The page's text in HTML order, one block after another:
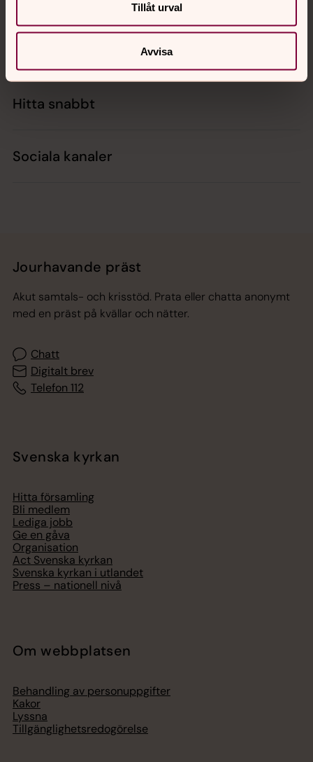
Tillåt urval
Avvisa
Hitta snabbt
Sociala kanaler
Jourhavande präst
Akut samtals- och krisstöd. Prata eller chatta anonymt
med en präst på kvällar och nätter.
Chatt
Digitalt brev
Telefon 112
Svenska kyrkan
Hitta församling
Bli medlem
Lediga jobb
Ge en gåva
Organisation
Act Svenska kyrkan
Svenska kyrkan i utlandet
Press – nationell nivå
Om webbplatsen
Behandling av personuppgifter
Kakor
Lyssna
Tillgänglighetsredogörelse